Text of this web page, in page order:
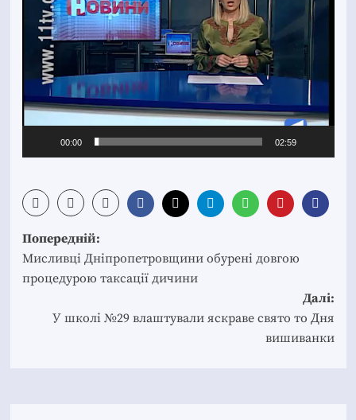
00:00 02:59
Post
navigation
Попередній:
Мисливці Дніпропетровщини обурені довгою
процедурою таксації дичини
Далі:
У школі №29 влаштували яскраве свято то Дня
вишиванки